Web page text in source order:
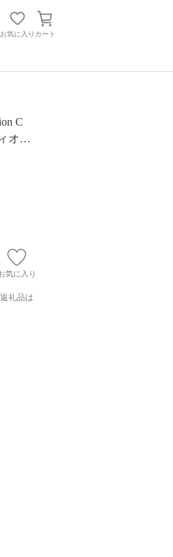
お気に入り カート
C
オ機
気に入り
礼品は